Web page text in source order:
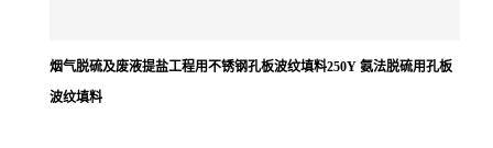
烟气脱硫及废液提盐工程用不锈钢孔板波纹填料250Y 氨法脱硫用孔板
波纹填料